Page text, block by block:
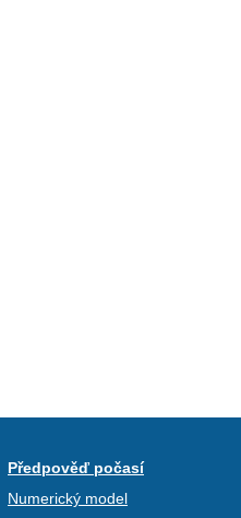
Předpověď počasí
Numerický model